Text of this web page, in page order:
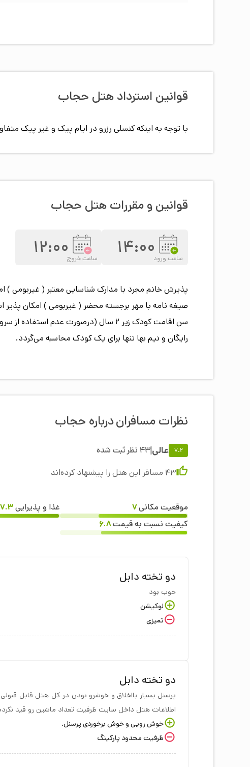
قوانین استرداد هتل حجاب
با توجه به اینکه کنسلی رزرو در ایام پیک و غیر پیک
قوانین و مقررات هتل حجاب
ساعت ورود14:00 ساعت خروج12:00
پذیرش خانم مجرد با مدارک شناسایی معتبر ( غیربومی )
صیغه نامه با مهر برجسته محضر ( غیربومی ) امکان پذیر
رایگان و نیم بها تنها برای یک کودک محاسبه می‌گردد.
نظرات مسافراندرباره حجاب
7.2 عالی43 نظرثبت شده
43 مسافر این هتل را پیشنهاد کرده‌اند
موقعیت مکانی7 غذا و پذیرایی7.3
کیفیت نسبت به قیمت6.8
دو تخته دابل
خوب بود
لوکیشن
تمیزی
دو تخته دابل
اطلاعات هتل داخل سایت ظرفیت تعداد ماشین رو قید
خوش رویی و خوش برخوردی پرسنل.
ظرفیت محدود پارکینگ